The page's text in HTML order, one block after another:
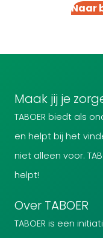
Naar
Maak jij je
TABOER biedt als
en helpt bij het
niet alleen voor.
helpt!
Over TABOER
TABOER is een